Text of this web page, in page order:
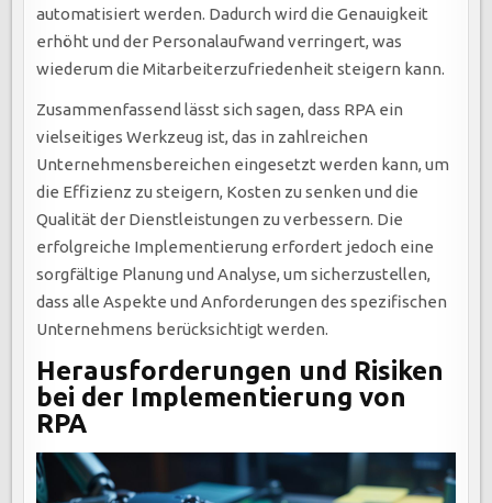
automatisiert werden. Dadurch wird die Genauigkeit
erhöht und der Personalaufwand verringert, was
wiederum die Mitarbeiterzufriedenheit steigern kann.
Zusammenfassend lässt sich sagen, dass RPA ein
vielseitiges Werkzeug ist, das in zahlreichen
Unternehmensbereichen eingesetzt werden kann, um
die Effizienz zu steigern, Kosten zu senken und die
Qualität der Dienstleistungen zu verbessern. Die
erfolgreiche Implementierung erfordert jedoch eine
sorgfältige Planung und Analyse, um sicherzustellen,
dass alle Aspekte und Anforderungen des spezifischen
Unternehmens berücksichtigt werden.
Herausforderungen und Risiken
bei der Implementierung von
RPA